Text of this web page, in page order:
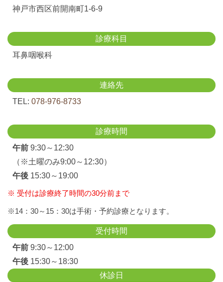
神戸市西区前開南町1-6-9
診療科目
耳鼻咽喉科
連絡先
TEL: 078-976-8733
診療時間
午前 9:30～12:30
（※土曜のみ9:00～12:30）
午後 15:30～19:00
※ 受付は診療終了時間の30分前まで
※14：30～15：30は手術・予約診療となります。
受付時間
午前 9:30～12:00
午後 15:30～18:30
休診日